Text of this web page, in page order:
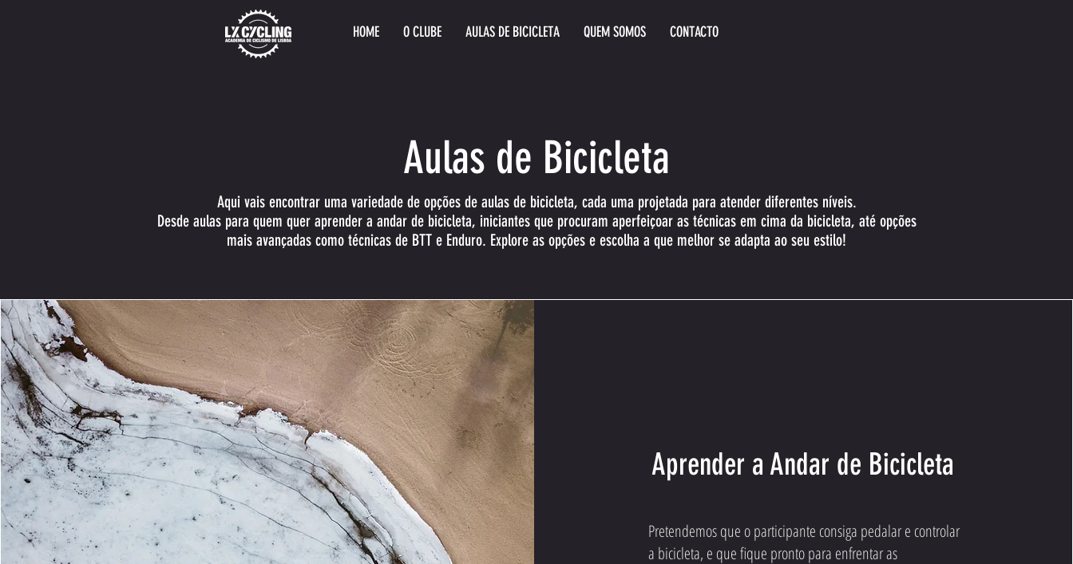
HOME O CLUBE AULAS DE BICICLETA QUEM SOMOS CONTACTO
Aulas de Bicicleta
Aqui vais encontrar uma variedade de opções de aulas de bicicleta, cada uma projetada para atender diferentes níveis.
Desde aulas para quem quer aprender a andar de bicicleta, iniciantes que procuram aperfeiçoar as técnicas em cima da bicicleta, até opções
mais avançadas como técnicas de BTT e Enduro. Explore as opções e escolha a que melhor se adapta ao seu estilo!
Aprender a Andar de Bicicleta
Pretendemos que o participante consiga pedalar e controlar
a bicicleta, e que fique pronto para enfrentar as